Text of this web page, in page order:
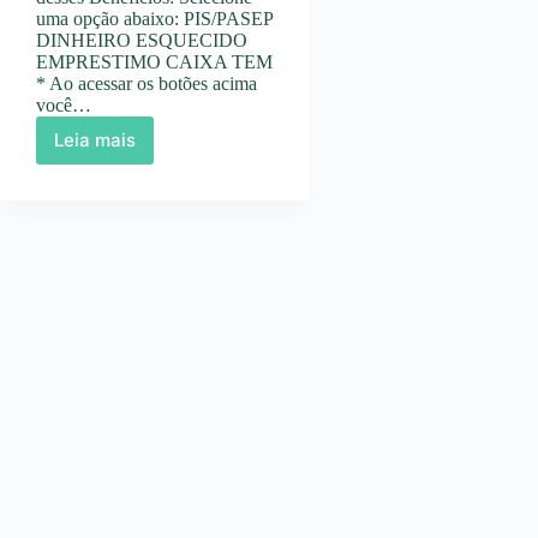
uma opção abaixo: PIS/PASEP
DINHEIRO ESQUECIDO
EMPRESTIMO CAIXA TEM
* Ao acessar os botões acima
você…
Leia mais
Como